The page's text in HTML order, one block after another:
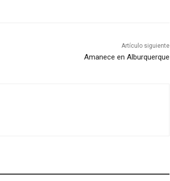
Artículo siguiente
Amanece en Alburquerque